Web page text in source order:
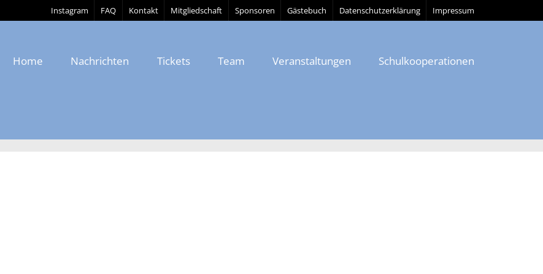
Instagram FAQ Kontakt Mitgliedschaft Sponsoren Gästebuch Datenschutzerklärung Impressum
Home Nachrichten Tickets Team Veranstaltungen Schulkooperationen